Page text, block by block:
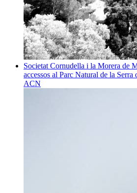
Societat Cornudella i la Morera de
accessos al Parc Natural de la
ACN